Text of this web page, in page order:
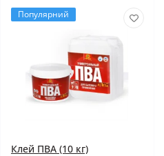
Популярний
Клей ПВА (10 кг)